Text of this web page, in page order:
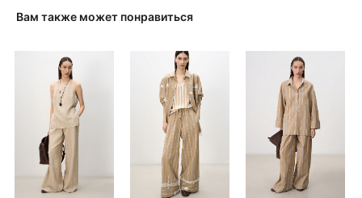
Вам также может понравиться